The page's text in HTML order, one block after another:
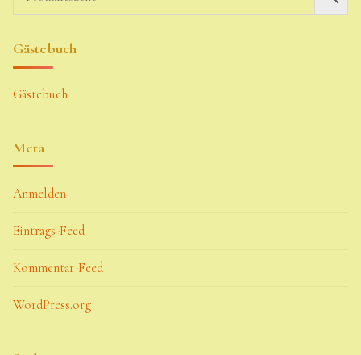
Gästebuch
Gästebuch
Meta
Anmelden
Eintrags-Feed
Kommentar-Feed
WordPress.org